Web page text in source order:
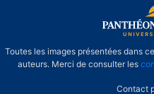
Toutes les images présentées dans
auteurs. Merci de consulter les
Contact